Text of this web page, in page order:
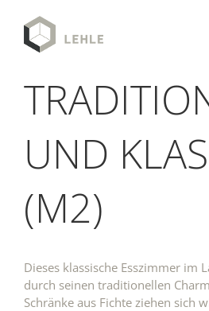
Inhalt
springen
UND
(M2)
Dieses klassische Esszimmer im
durch seinen traditionellen
Schränke aus Fichte ziehen sich